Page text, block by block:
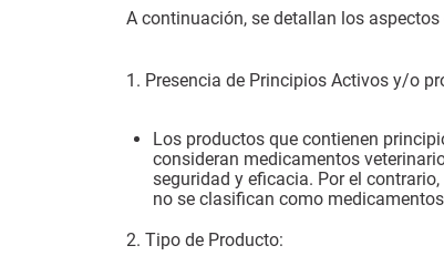
A continuación, se detallan los aspectos
1. Presencia de Principios Activos y/o
Los productos que contienen
consideran medicamentos
seguridad y eficacia. Por el
no se clasifican como
2. Tipo de Producto: